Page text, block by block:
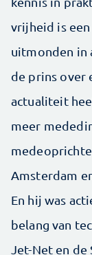
vrijheid is
uitmonden in
de prins over
actualiteit
meer
Amsterdam
En hij was
belang van
Jet-Net en de